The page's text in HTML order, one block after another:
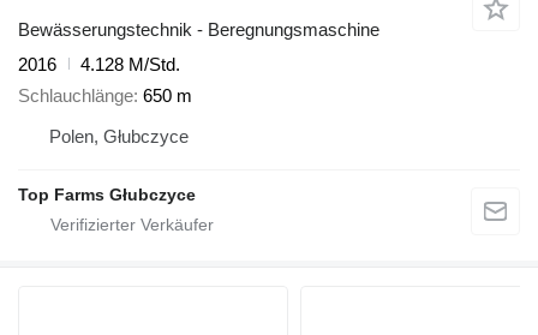
Bewässerungstechnik - Beregnungsmaschine
2016
4.128 M/Std.
Schlauchlänge 650 m
Polen, Głubczyce
Top Farms Głubczyce